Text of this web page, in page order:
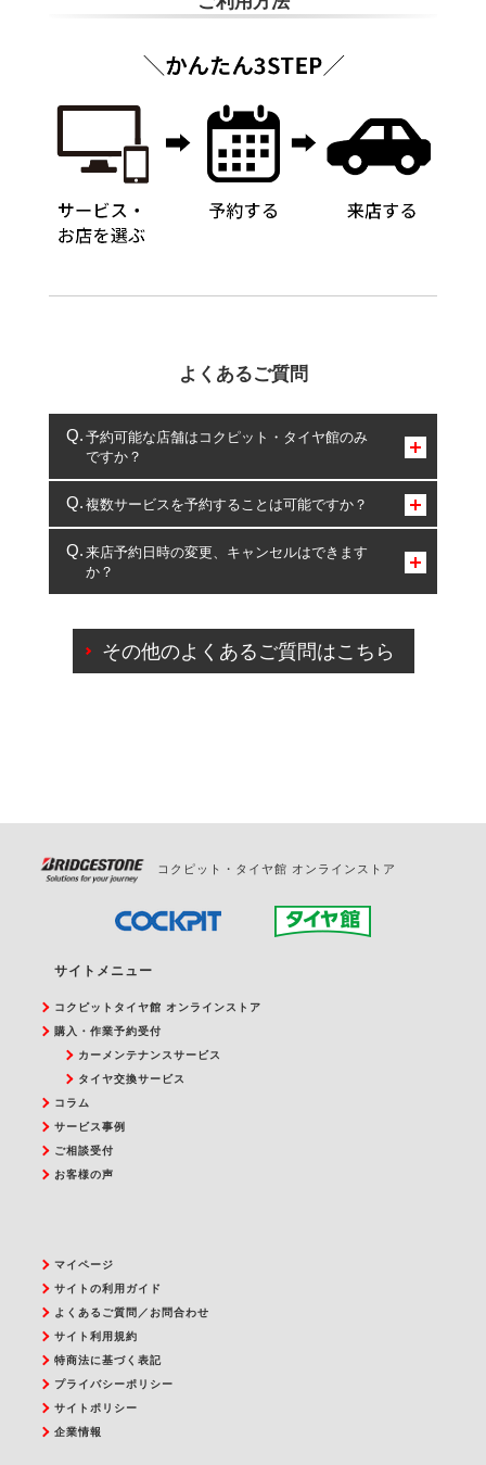
よくあるご質問
予約可能な店舗はコクピット・タイヤ館のみ
ですか？
コクピット・タイヤ館のみとなります。
複数サービスを予約することは可能ですか？
複数サービスのご予約は可能です。
一部の商品・サービスの組み合わせに限り、同時にご予約が
出来ないものもございます。
来店予約日時の変更、キャンセルはできます
か？
ご来店予約日の3営業日前を過ぎている場合のご予約
の日時変更につきましては、直接ご予約の店舗まで
その他のよくあるご質問はこちら
コクピット・タイヤ館 オンラインストア
サイトメニュー
コクピットタイヤ館 オンラインストア
購入・作業予約受付
カーメンテナンスサービス
タイヤ交換サービス
コラム
サービス事例
ご相談受付
お客様の声
マイページ
サイトの利用ガイド
よくあるご質問／お問合わせ
サイト利用規約
特商法に基づく表記
プライバシーポリシー
サイトポリシー
企業情報